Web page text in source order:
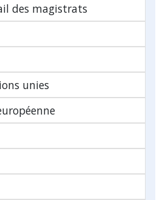
des magistrats
unies